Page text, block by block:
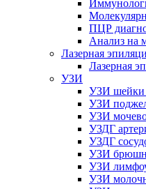
ПЦР
Анализ на
Лазерная
Лазерная
УЗИ
УЗИ шейки
УЗИ
УЗИ
УЗДГ
УЗДГ
УЗИ
УЗИ
УЗИ